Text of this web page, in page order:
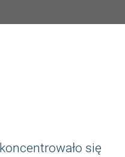
koncentrowało się